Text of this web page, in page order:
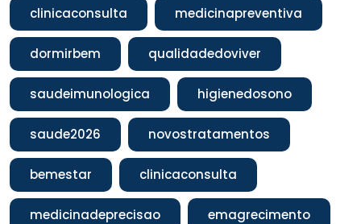
clinicaconsulta medicinapreventiva
dormirbem qualidadedoviver
saudeimunologica higienedosono
saude2026 novostratamentos
bemestar clinicaconsulta
medicinadeprecisao emagrecimento